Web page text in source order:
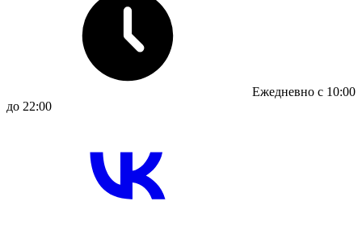
Ежедневно с 10:00
до 22:00